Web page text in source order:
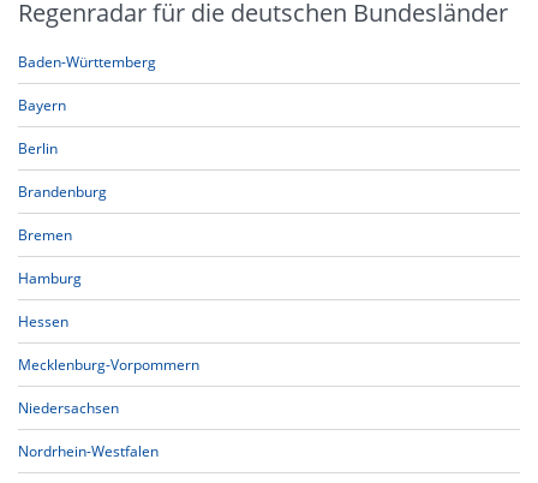
Regenradar für die deutschen Bundesländer
Baden-Württemberg
Bayern
Berlin
Brandenburg
Bremen
Hamburg
Hessen
Mecklenburg-Vorpommern
Niedersachsen
Nordrhein-Westfalen